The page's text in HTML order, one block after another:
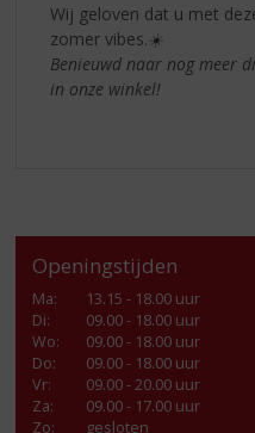
Wij geloven dat u met
zomer vibes. ☀️
Benieuwd naar nog meer
in onze winkel!
Openingstijden
Ma:
13.15 - 18.00 uur
Di:
09.00 - 18.00 uur
Wo:
09.00 - 18.00 uur
Do:
09.00 - 18.00 uur
Vr:
09.00 - 20.00 uur
Za:
09.00 - 17.00 uur
Zo:
gesloten